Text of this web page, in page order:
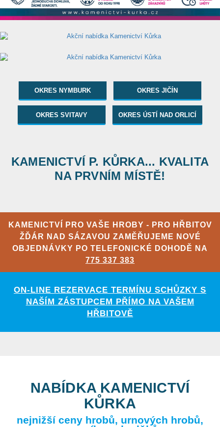
OKRES NYMBURK OKRES JIČÍN
OKRES SVITAVY OKRES ÚSTÍ NAD ORLICÍ
KAMENICTVÍ P. KŮRKA... KVALITA
NA PRVNÍM MÍSTĚ!
KAMENICTVÍ PRO VAŠE HROBY - PRO HŘBITOV
ŽĎÁR NAD SÁZAVOU ZAMĚŘUJEME NOVÉ
OBJEDNÁVKY PO TELEFONICKÉ DOHODĚ NA
775 337 383
ON-LINE REZERVACE TERMÍNU SCHŮZKY S
NAŠÍM ZÁSTUPCEM PŘÍMO NA VAŠEM
HŘBITOVĚ
NABÍDKA KAMENICTVÍ
KŮRKA
nejnižší ceny hrobů, urnových hrobů,